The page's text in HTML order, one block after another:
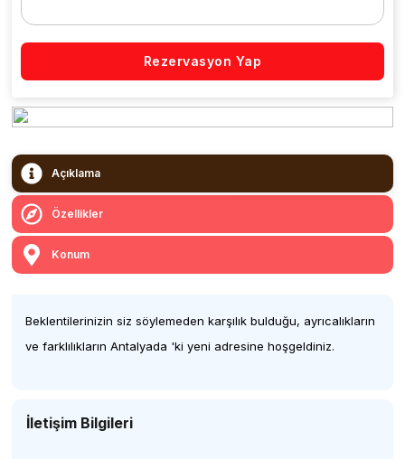
Rezervasyon Yap
Açıklama
Özellikler
Konum
Beklentilerinizin siz söylemeden karşılık bulduğu, ayrıcalıkların
ve farklılıkların Antalyada 'ki yeni adresine hoşgeldiniz.
İletişim Bilgileri